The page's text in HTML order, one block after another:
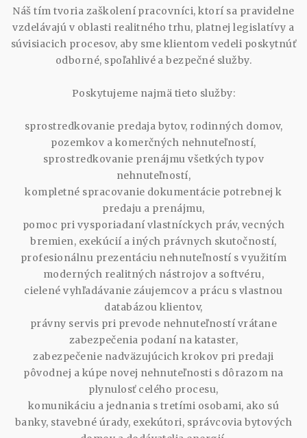
Náš tím tvoria zaškolení pracovníci, ktorí sa pravidelne
vzdelávajú v oblasti realitného trhu, platnej legislatívy a
súvisiacich procesov, aby sme klientom vedeli poskytnúť
odborné, spoľahlivé a bezpečné služby.
Poskytujeme najmä tieto služby:
sprostredkovanie predaja bytov, rodinných domov,
pozemkov a komerčných nehnuteľností,
sprostredkovanie prenájmu všetkých typov
nehnuteľností,
kompletné spracovanie dokumentácie potrebnej k
predaju a prenájmu,
pomoc pri vysporiadaní vlastníckych práv, vecných
bremien, exekúcií a iných právnych skutočností,
profesionálnu prezentáciu nehnuteľností s využitím
moderných realitných nástrojov a softvéru,
cielené vyhľadávanie záujemcov a prácu s vlastnou
databázou klientov,
právny servis pri prevode nehnuteľností vrátane
zabezpečenia podaní na kataster,
zabezpečenie nadväzujúcich krokov pri predaji
pôvodnej a kúpe novej nehnuteľnosti s dôrazom na
plynulosť celého procesu,
komunikáciu a jednania s tretími osobami, ako sú
banky, stavebné úrady, exekútori, správcovia bytových